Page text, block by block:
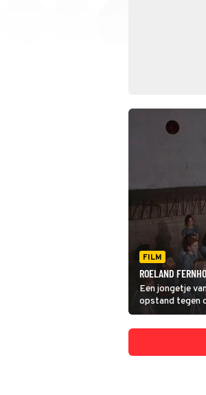
FILM
ROELAND
Een jongetje
opstand tegen